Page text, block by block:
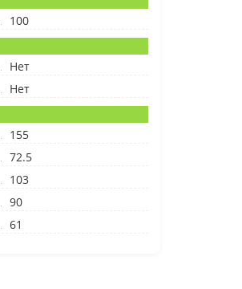
100
Нет
Нет
155
72.5
103
90
61